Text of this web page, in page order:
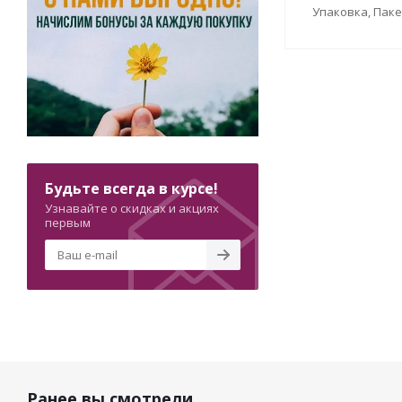
Упаковка,
Будьте всегда в курсе!
Узнавайте о скидках и акциях
первым